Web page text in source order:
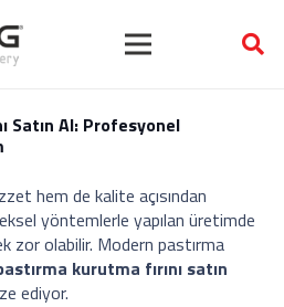
Satın Al: Profesyonel
hem de kalite açısından
yöntemlerle yapılan üretimde
zor olabilir. Modern pastırma
kurutma fırını satın
ediyor.